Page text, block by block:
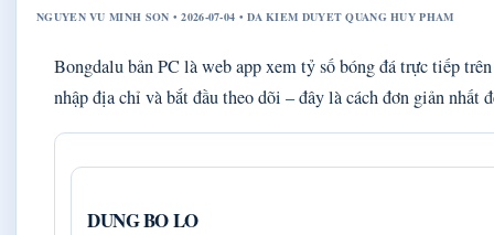
NGUYEN VU MINH SON • 2026-07-04 • DA KIEM DUYET QUANG HUY PHAM
Bongdalu bản PC là web app xem tỷ số bóng đá trực tiếp
nhập địa chỉ và bắt đầu theo dõi – đây là cách đơn giản nhất
DUNG BO LO